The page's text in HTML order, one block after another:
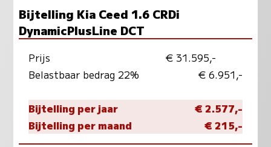
Bijtelling Kia Ceed 1.6 CRDi
DynamicPlusLine DCT
Prijs
€ 31.595,-
Belastbaar bedrag 22%
€ 6.951,-
Bijtelling per jaar
€ 2.577,-
Bijtelling per maand
€ 215,-